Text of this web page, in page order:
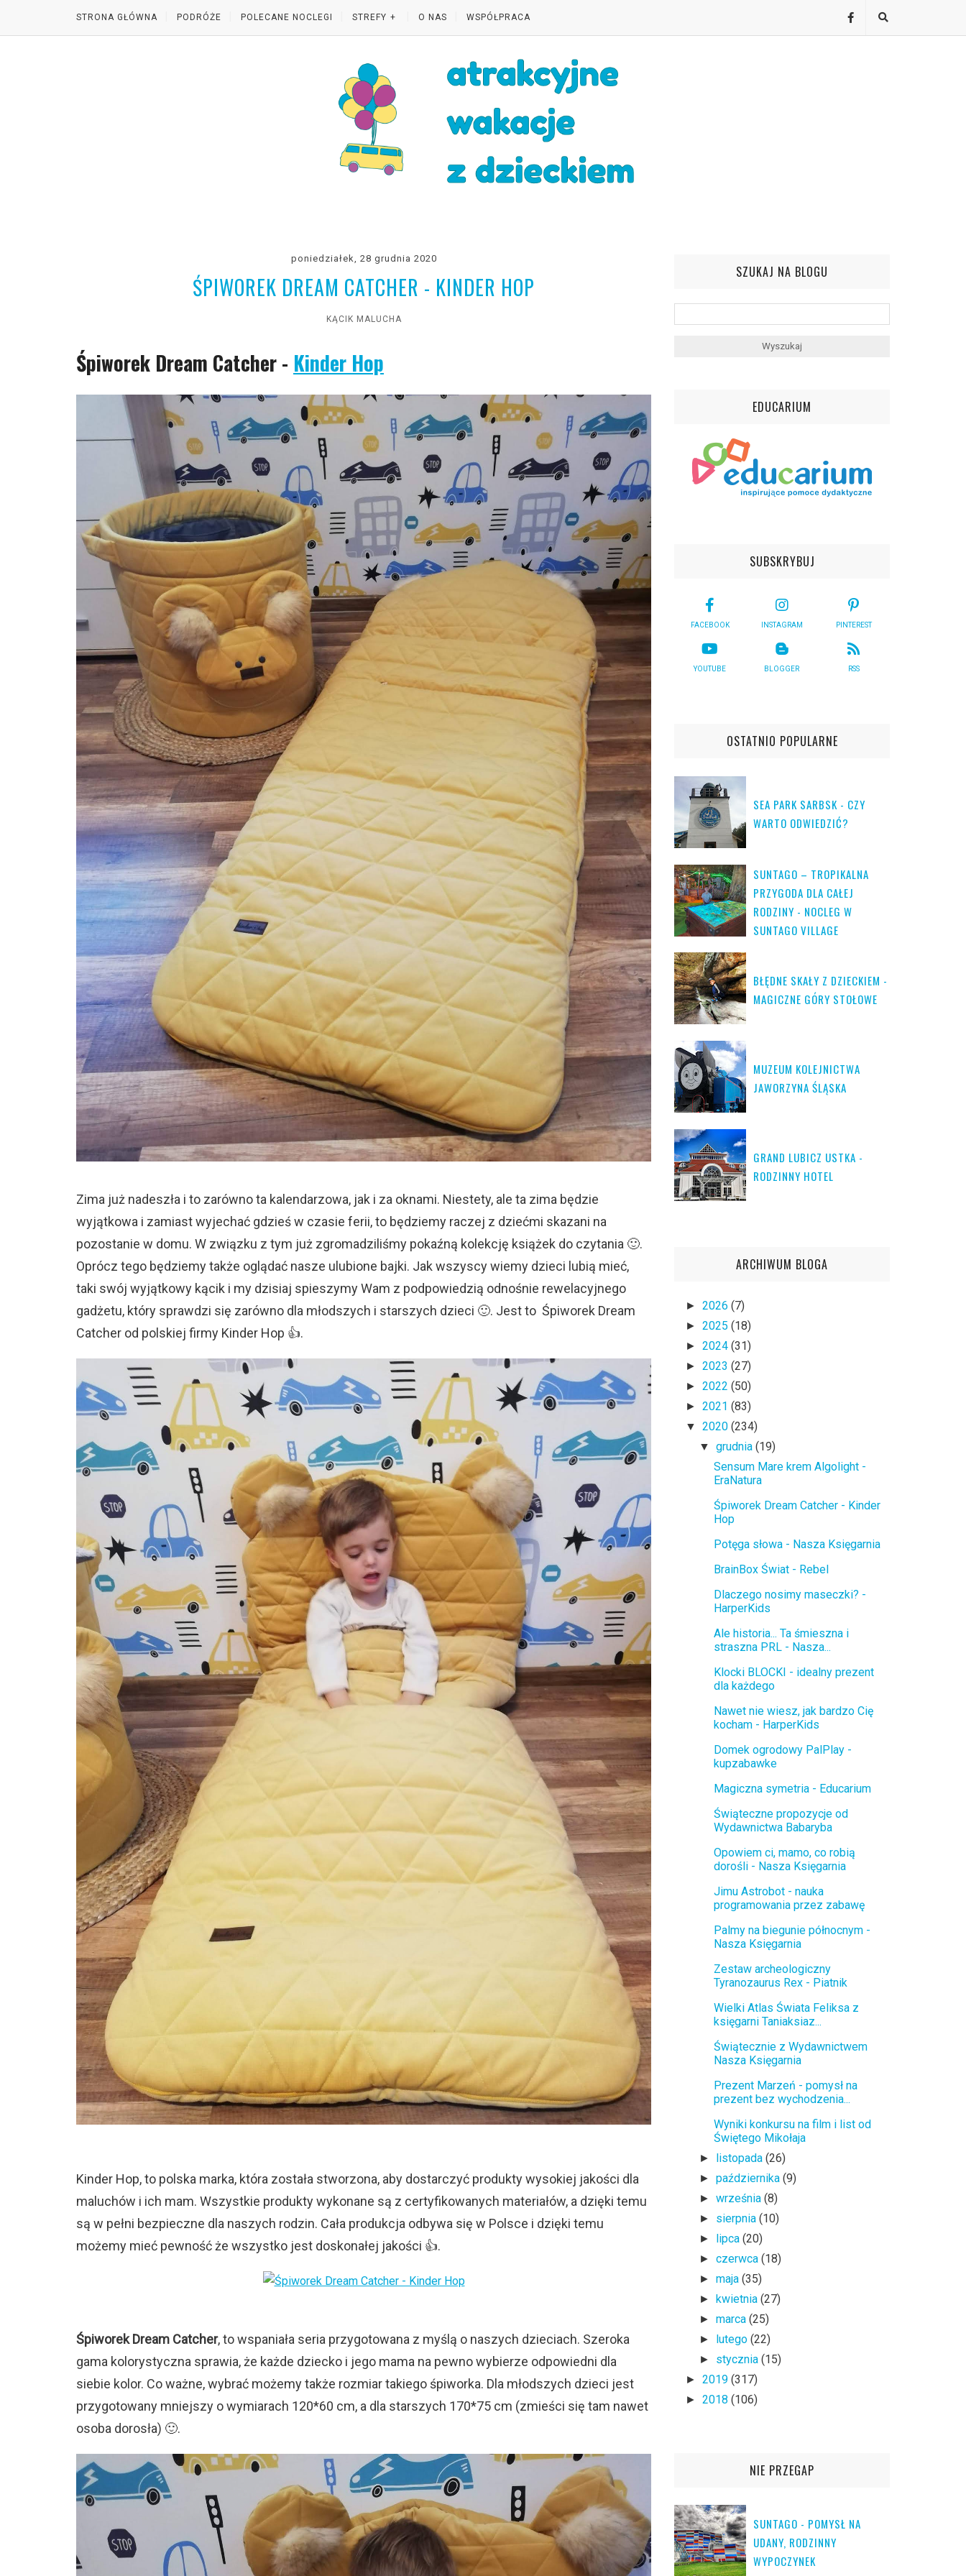
STRONA GŁÓWNA PODRÓŻE POLECANE NOCLEGI STREFY O NAS WSPÓŁPRACA
poniedziałek, 28 grudnia 2020
ŚPIWOREK DREAM CATCHER - KINDER HOP
KĄCIK MALUCHA
Śpiworek Dream Catcher - Kinder Hop
Zima już nadeszła i to zarówno ta kalendarzowa, jak i za oknami. Niestety, ale ta zima będzie
wyjątkowa i zamiast wyjechać gdzieś w czasie ferii, to będziemy raczej z dziećmi skazani na
pozostanie w domu. W związku z tym już zgromadziliśmy pokaźną kolekcję książek do czytania 🙂.
Oprócz tego będziemy także oglądać nasze ulubione bajki. Jak wszyscy wiemy dzieci lubią mieć,
taki swój wyjątkowy kącik i my dzisiaj spieszymy Wam z podpowiedzią odnośnie rewelacyjnego
gadżetu, który sprawdzi się zarówno dla młodszych i starszych dzieci 🙂. Jest to Śpiworek Dream
Catcher od polskiej firmy Kinder Hop 👍.
Kinder Hop, to polska marka, która została stworzona, aby dostarczyć produkty wysokiej jakości dla
maluchów i ich mam. Wszystkie produkty wykonane są z certyfikowanych materiałów, a dzięki temu
są w pełni bezpieczne dla naszych rodzin. Cała produkcja odbywa się w Polsce i dzięki temu
możemy mieć pewność że wszystko jest doskonałej jakości 👍.
Śpiworek Dream Catcher, to wspaniała seria przygotowana z myślą o naszych dzieciach. Szeroka
gama kolorystyczna sprawia, że każde dziecko i jego mama na pewno wybierze odpowiedni dla
siebie kolor. Co ważne, wybrać możemy także rozmiar takiego śpiworka. Dla młodszych dzieci jest
przygotowany mniejszy o wymiarach 120*60 cm, a dla starszych 170*75 cm (zmieści się tam nawet
osoba dorosła) 🙂.
SZUKAJ NA BLOGU
EDUCARIUM
SUBSKRYBUJ
FACEBOOK INSTAGRAM PINTEREST
YOUTUBE BLOGGER RSS
OSTATNIO POPULARNE
SEA PARK SARBSK - CZY
WARTO ODWIEDZIĆ?
SUNTAGO – TROPIKALNA
PRZYGODA DLA CAŁEJ
RODZINY - NOCLEG W
SUNTAGO VILLAGE
BŁĘDNE SKAŁY Z DZIECKIEM -
MAGICZNE GÓRY STOŁOWE
MUZEUM KOLEJNICTWA
JAWORZYNA ŚLĄSKA
GRAND LUBICZ USTKA -
RODZINNY HOTEL
ARCHIWUM BLOGA
► 2026 (7)
► 2025 (18)
► 2024 (31)
► 2023 (27)
► 2022 (50)
► 2021 (83)
▼ 2020 (234)
▼grudnia(19)
Sensum Mare krem Algolight -
EraNatura
Śpiworek Dream Catcher - Kinder
Hop
Potęga słowa - Nasza Księgarnia
BrainBox Świat - Rebel
Dlaczego nosimy maseczki? -
HarperKids
Ale historia... Ta śmieszna i
straszna PRL - Nasza...
Klocki BLOCKI - idealny prezent
dla każdego
Nawet nie wiesz, jak bardzo Cię
kocham - HarperKids
Domek ogrodowy PalPlay -
kupzabawke
Magiczna symetria - Educarium
Świąteczne propozycje od
Wydawnictwa Babaryba
Opowiem ci, mamo, co robią
dorośli - Nasza Księgarnia
Jimu Astrobot - nauka
programowania przez zabawę
Palmy na biegunie północnym -
Nasza Księgarnia
Zestaw archeologiczny
Tyranozaurus Rex - Piatnik
Wielki Atlas Świata Feliksa z
księgarni Taniaksiaz...
Świątecznie z Wydawnictwem
Nasza Księgarnia
Prezent Marzeń - pomysł na
prezent bez wychodzenia...
Wyniki konkursu na film i list od
Świętego Mikołaja
► listopada(26)
►października(9)
►września(8)
► sierpnia(10)
► lipca(20)
►czerwca(18)
►maja(35)
► kwietnia(27)
►marca(25)
► lutego(22)
► stycznia(15)
► 2019 (317)
► 2018 (106)
NIE PRZEGAP
SUNTAGO - POMYSŁ NA
UDANY, RODZINNY
WYPOCZYNEK